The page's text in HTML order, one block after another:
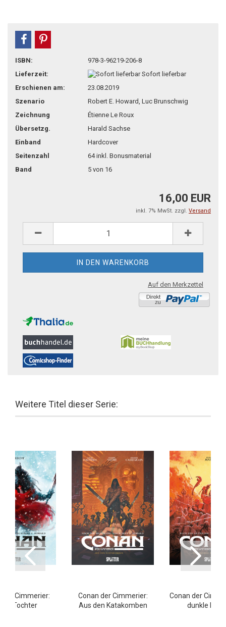
teilen
ISBN:
978-3-96219-206-8
Lieferzeit:
Sofort lieferbar
Erschienen am:
23.08.2019
Szenario
Robert E. Howard, Luc Brunschwig
Zeichnung
Étienne Le Roux
Übersetzg.
Harald Sachse
Einband
Hardcover
Seitenzahl
64 inkl. Bonusmaterial
Band
5 von 16
16,00 EUR
inkl. 7% MwSt. zzgl. Versand
Auf den Merkzettel
Weitere Titel dieser Serie:
der Cimmerier:
Tochter
Conan der Cimmerier:
Aus den Katakomben
Conan der
dunkle